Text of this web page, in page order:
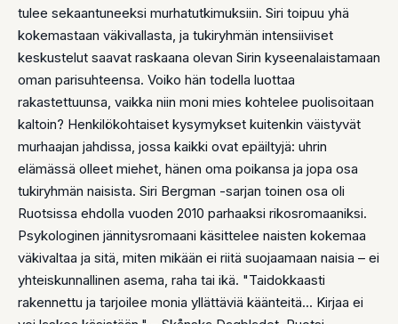
tulee sekaantuneeksi murhatutkimuksiin. Siri toipuu yhä
kokemastaan väkivallasta, ja tukiryhmän intensiiviset
keskustelut saavat raskaana olevan Sirin kyseenalaistamaan
oman parisuhteensa. Voiko hän todella luottaa
rakastettuunsa, vaikka niin moni mies kohtelee puolisoitaan
kaltoin? Henkilökohtaiset kysymykset kuitenkin väistyvät
murhaajan jahdissa, jossa kaikki ovat epäiltyjä: uhrin
elämässä olleet miehet, hänen oma poikansa ja jopa osa
tukiryhmän naisista. Siri Bergman -sarjan toinen osa oli
Ruotsissa ehdolla vuoden 2010 parhaaksi rikosromaaniksi.
Psykologinen jännitysromaani käsittelee naisten kokemaa
väkivaltaa ja sitä, miten mikään ei riitä suojaamaan naisia – ei
yhteiskunnallinen asema, raha tai ikä. "Taidokkaasti
rakennettu ja tarjoilee monia yllättäviä käänteitä... Kirjaa ei